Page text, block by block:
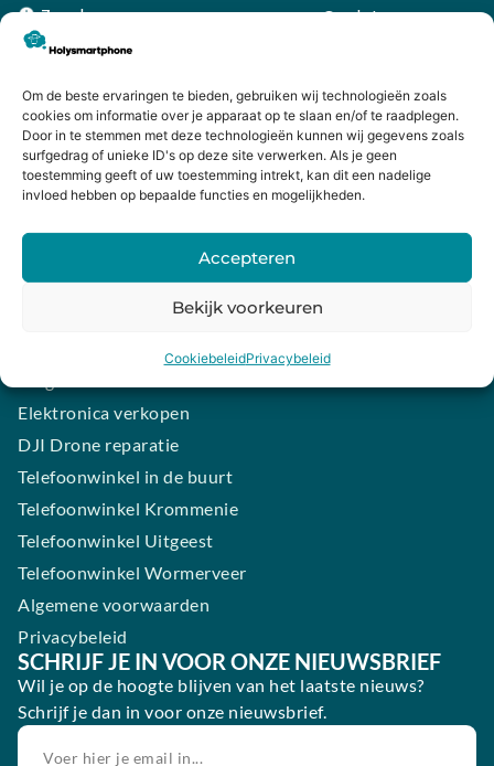
Om de beste ervaringen te bieden, gebruiken wij technologieën zoals
cookies om informatie over je apparaat op te slaan en/of te raadplegen.
Door in te stemmen met deze technologieën kunnen wij gegevens zoals
surfgedrag of unieke ID's op deze site verwerken. Als je geen
toestemming geeft of uw toestemming intrekt, kan dit een nadelige
invloed hebben op bepaalde functies en mogelijkheden.
Accepteren
Bekijk voorkeuren
CookiebeleidPrivacybeleid
Zondag:
Gesloten ​ ​ ​ ​ ​ ​ ​
ACCOUNT
Bestellingen
Mijn winkelwagen
HANDIGE LINKS
Levering en retourneren
iPhone laten maken
Samsung smartphone laten maken
Elektronica verkopen
DJI Drone reparatie
Telefoonwinkel in de buurt
Telefoonwinkel Krommenie
Telefoonwinkel Uitgeest
Telefoonwinkel Wormerveer
Algemene voorwaarden
Privacybeleid
SCHRIJF JE IN VOOR ONZE NIEUWSBRIEF
Wil je op de hoogte blijven van het laatste nieuws?
Schrijf je dan in voor onze nieuwsbrief.